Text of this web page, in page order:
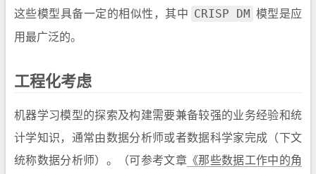
这些模型具备一定的相似性，其中 CRISP DM 模型是应
用最广泛的。
工程化考虑
机器学习模型的探索及构建需要兼备较强的业务经验和统
计学知识，通常由数据分析师或者数据科学家完成（下文
统称数据分析师）。（可参考文章 《那些数据工作中的角